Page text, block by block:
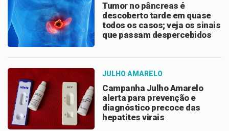
Tumor no pâncreas é
descoberto tarde em quase
todos os casos; veja os sinais
que passam despercebidos
JULHO AMARELO
Campanha Julho Amarelo
alerta para prevenção e
diagnóstico precoce das
hepatites virais